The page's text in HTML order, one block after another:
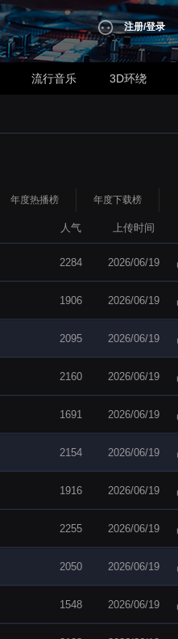
注册/登录
流行音乐 3D环绕
年度热播榜 年度下载榜
人气 上传时间
2284 2026/06/19
1906 2026/06/19
2095 2026/06/19
2160 2026/06/19
1691 2026/06/19
2154 2026/06/19
1916 2026/06/19
2255 2026/06/19
2050 2026/06/19
1548 2026/06/19